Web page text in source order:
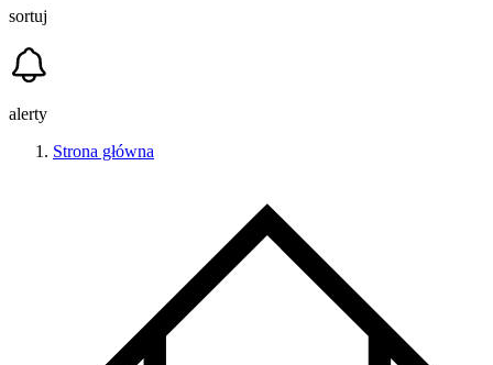
sortuj
alerty
Strona główna